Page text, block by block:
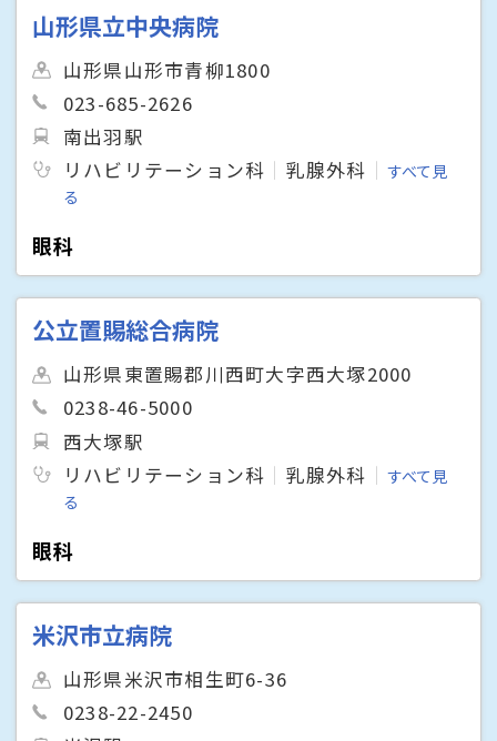
山形県立中央病院
山形県山形市青柳1800
023-685-2626
南出羽駅
リハビリテーション科
乳腺外科
すべて見
る
眼科
公立置賜総合病院
山形県東置賜郡川西町大字西大塚2000
0238-46-5000
西大塚駅
リハビリテーション科
乳腺外科
すべて見
る
眼科
米沢市立病院
山形県米沢市相生町6-36
0238-22-2450